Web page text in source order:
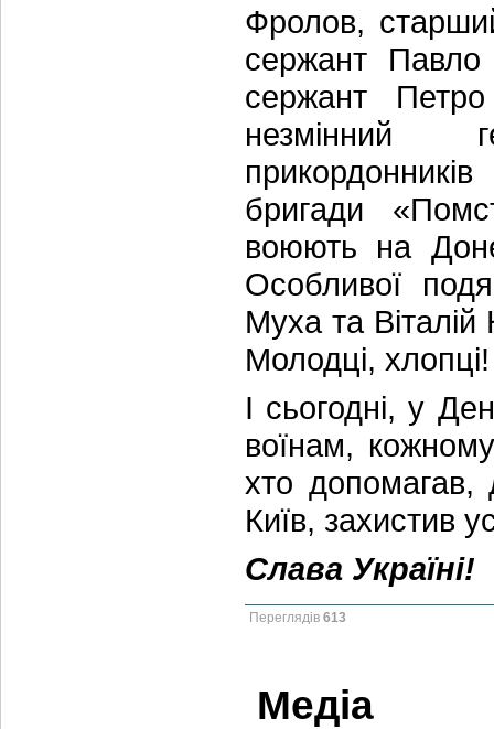
Фролов,
сержант
сержант
незмінний
бригади
воюють на
Особливої
Муха та Віталій
Молодці, хлопці!
І сьогодні, у
воїнам,
хто допомагав,
Київ, захистив
Слава Україні!
Переглядів 613
Медіа